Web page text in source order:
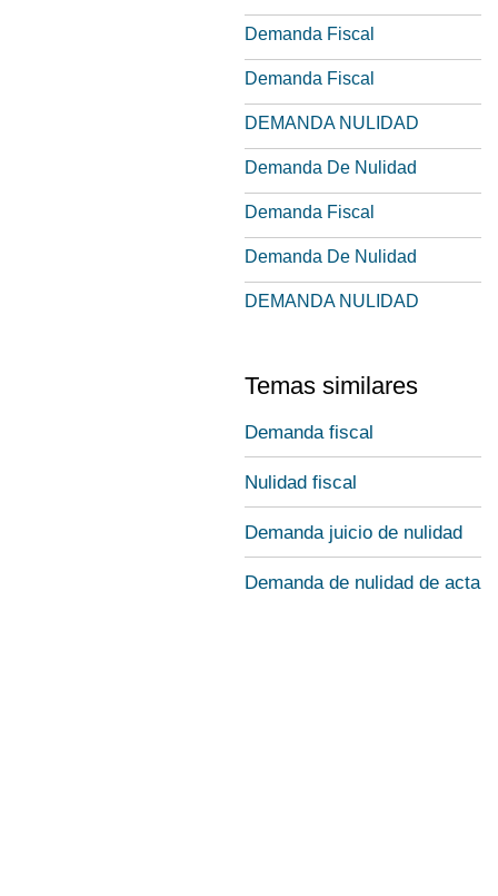
Demanda Fiscal
Demanda Fiscal
DEMANDA NULIDAD
Demanda De Nulidad
Demanda Fiscal
Demanda De Nulidad
DEMANDA NULIDAD
Temas similares
Demanda fiscal
Nulidad fiscal
Demanda juicio de nulidad
Demanda de nulidad de acta